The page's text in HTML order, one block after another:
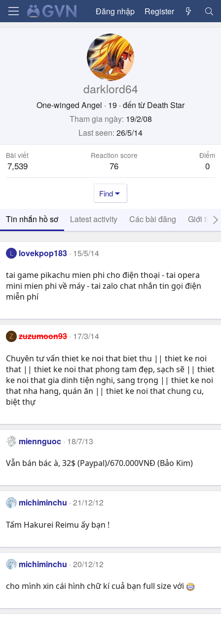
Đăng nhập Register
darklord64
One-winged Angel · 19 · đến từ Death Star
Tham gia ngày 19/2/08
Last seen 26/5/14
Bài viết
7,539
Reaction score
76
Điểm
0
Find
Tin nhắn hồ sơ Latest activity Các bài đăng Giới thiệu
L lovekpop183 15/5/14
tai game pikachu mien phi cho điện thoại - tai opera
mini mien phi về máy - tai zalo chat nhắn tin gọi điện
miễn phí
Z zuzumoon93 17/3/14
Chuyên tư vấn thiet ke noi that biet thu || thiet ke noi
that || thiet ke noi that phong tam đẹp, sạch sẽ || thiet
ke noi that gia dinh tiện nghi, sang trọng || thiet ke noi
that nha hang, quán ăn || thiet ke noi that chung cu,
biệt thự
miennguoc 18/7/13
Vẫn bán bác à, 32$ (Paypal)/670.000VNĐ (Bảo Kim)
michiminchu 21/12/12
Tấm Hakurei Reimu ấy bạn !
michiminchu 20/12/12
cho mình xin cái hình chữ kí cuả bạn full size với